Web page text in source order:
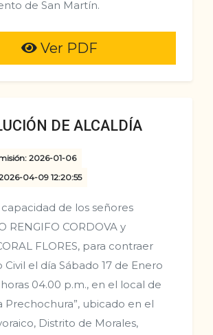
de San Martín.
Ver PDF
DE ALCALDÍA
2026-01-06
04-09 12:20:55
de los señores
RENGIFO CORDOVA y
FLORES, para contraer
el día Sábado 17 de Enero
04.00 p.m., en el local de
Prechochura”, ubicado en el
Distrito de Morales,